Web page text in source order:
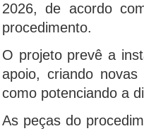
2026, de acordo
procedimento.
O projeto prevê a
apoio, criando
como potenciando a
As peças do